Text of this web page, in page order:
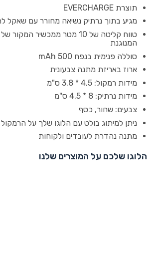
תוצרת EVERCHARGE
מגיע בתוך נרתיק נשיאה מחורר עם שאקל
טווח קליטה של 10 מטר ממכשיר
המנוגנת
סוללה פנימית בנפח 500 mAh
ארוז באריזת מתנה צבעונית
מידות רמקול: 4.5 * 3.8 ס"מ
מידות נרתיק: 8 * 4.5 ס"מ
צבעים: שחור, כסף
ניתן למיתוג בולט עם הלוגו שלך על
מתנה נהדרת לעובדים ולקוחות
הלוגו שלכם על המוצרים שלנו